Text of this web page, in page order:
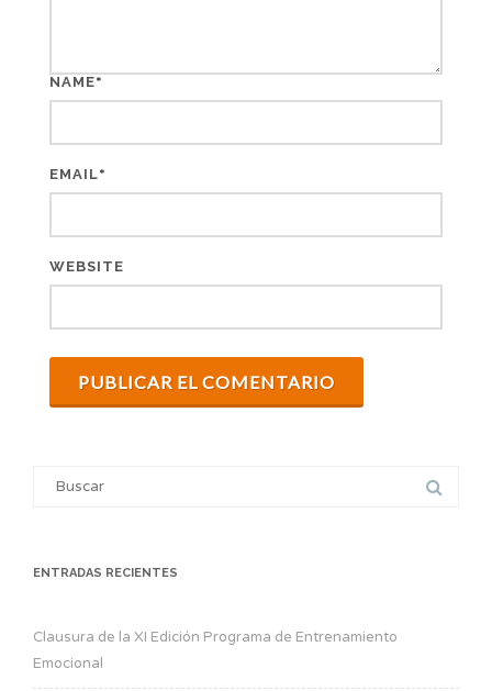
NAME*
EMAIL*
WEBSITE
Search
ENTRADAS RECIENTES
Clausura de la XI Edición Programa de Entrenamiento
Emocional